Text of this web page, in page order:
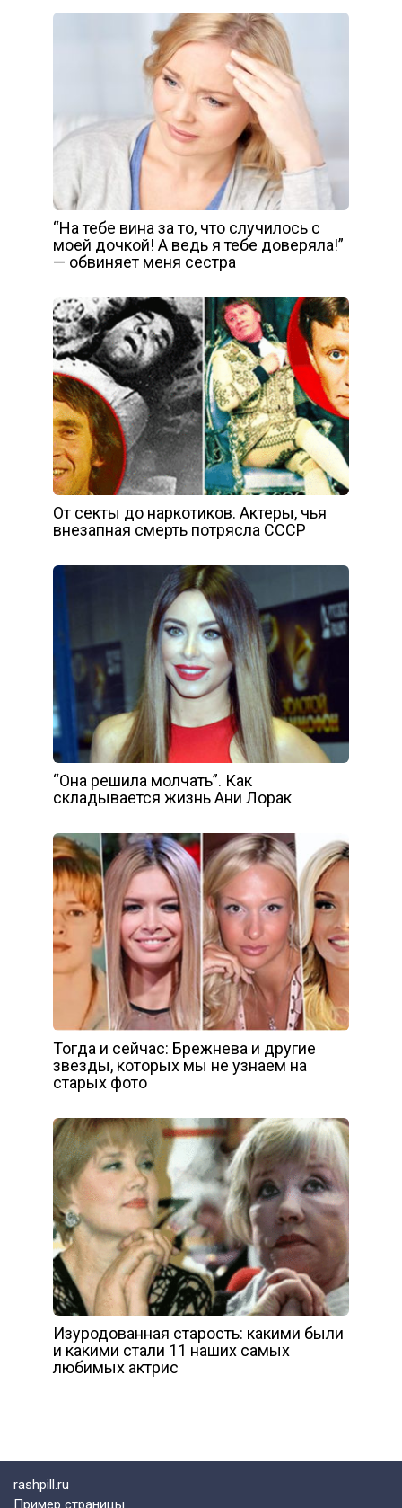
“На тебе вина за то, что случилось с
моей дочкой! А ведь я тебе доверяла!”
— обвиняет меня сестра
От секты до наркотиков. Актеры, чья
внезапная смерть потрясла СССР
“Она решила молчать”. Как
складывается жизнь Ани Лорак
Тогда и сейчас: Брежнева и другие
звезды, которых мы не узнаем на
старых фото
Изуродованная старость: какими были
и какими стали 11 наших самых
любимых актрис
rashpill.ru
Пример страницы